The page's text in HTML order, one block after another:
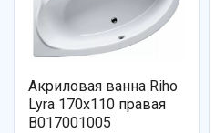
Акриловая ванна Riho
Lyra 170x110 правая
B017001005